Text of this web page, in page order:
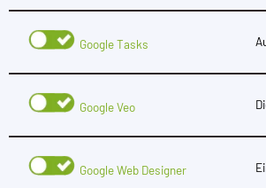
Google Tasks
Google Veo
Google Web Designer